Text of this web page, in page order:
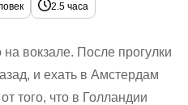
2.5 часа
вокзале. После прогулки
и ехать в Амстердам
того, что в Голландии